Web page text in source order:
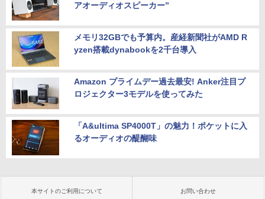
アオーディオスピーカー”
メモリ32GBでも予算内。産経新聞社がAMD R
yzen搭載dynabookを2千台導入
Amazon プライムデー過去最安! Anker注目プ
ロジェクター3モデルを使ってみた
「A&ultima SP4000T」の魅力！ポケットに入
るオーディオの醍醐味
本サイトのご利用について お問い合わせ